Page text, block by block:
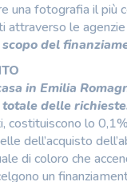
una fotografia il più
le
scopo del
in Emilia
delle
costituiscono lo
dell’acquisto
di coloro che
un